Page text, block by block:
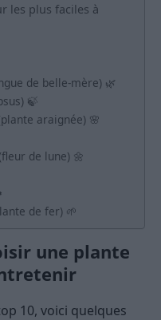
les plus faciles à
de belle-mère) 🌿
🍃
araignée) 🌸
de lune) 🌼
de fer) 🌱
une plante
10, voici quelques